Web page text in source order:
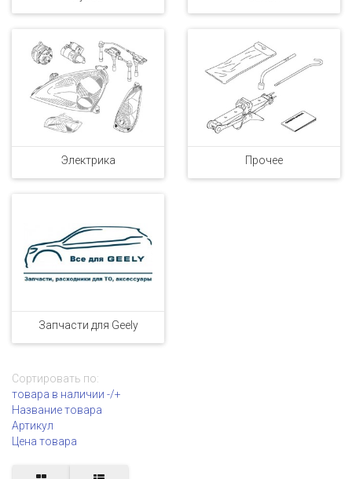
Электрика Прочее
Запчасти для Geely
Сортировать по:
товара в наличии -/+
Название товара
Артикул
Цена товара